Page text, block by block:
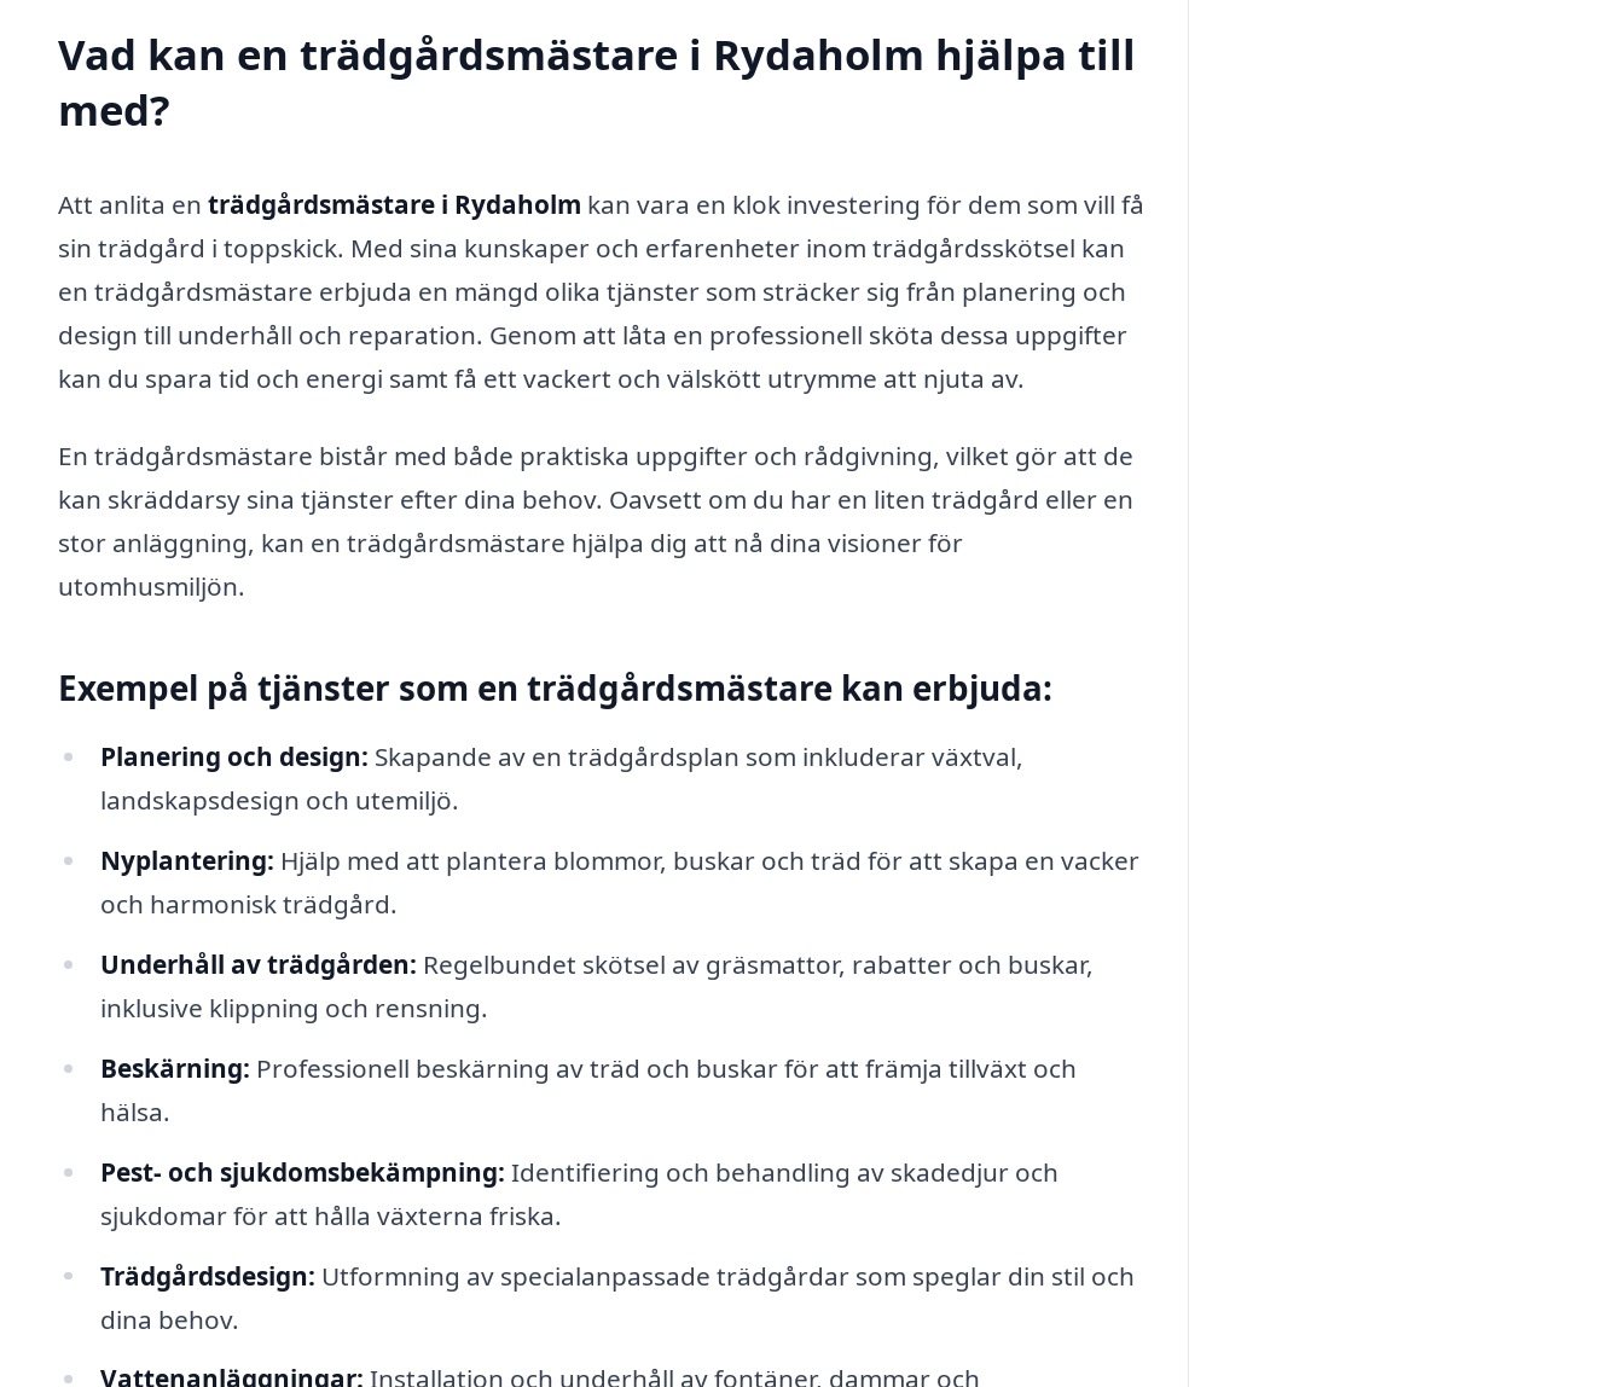
Vad kan en trädgårdsmästare i Rydaholm hjälpa till
med?
Att anlita en trädgårdsmästare i Rydaholm kan vara en klok investering för dem som vill få
sin trädgård i toppskick. Med sina kunskaper och erfarenheter inom trädgårdsskötsel kan
en trädgårdsmästare erbjuda en mängd olika tjänster som sträcker sig från planering och
design till underhåll och reparation. Genom att låta en professionell sköta dessa uppgifter
kan du spara tid och energi samt få ett vackert och välskött utrymme att njuta av.
En trädgårdsmästare bistår med både praktiska uppgifter och rådgivning, vilket gör att de
kan skräddarsy sina tjänster efter dina behov. Oavsett om du har en liten trädgård eller en
stor anläggning, kan en trädgårdsmästare hjälpa dig att nå dina visioner för
utomhusmiljön.
Exempel på tjänster som en trädgårdsmästare kan erbjuda:
Planering och design: Skapande av en trädgårdsplan som inkluderar växtval,
landskapsdesign och utemiljö.
Nyplantering: Hjälp med att plantera blommor, buskar och träd för att skapa en vacker
och harmonisk trädgård.
Underhåll av trädgården: Regelbundet skötsel av gräsmattor, rabatter och buskar,
inklusive klippning och rensning.
Beskärning: Professionell beskärning av träd och buskar för att främja tillväxt och
hälsa.
Pest- och sjukdomsbekämpning: Identifiering och behandling av skadedjur och
sjukdomar för att hålla växterna friska.
Trädgårdsdesign: Utformning av specialanpassade trädgårdar som speglar din stil och
dina behov.
Vattenanläggningar: Installation och underhåll av fontäner, dammar och